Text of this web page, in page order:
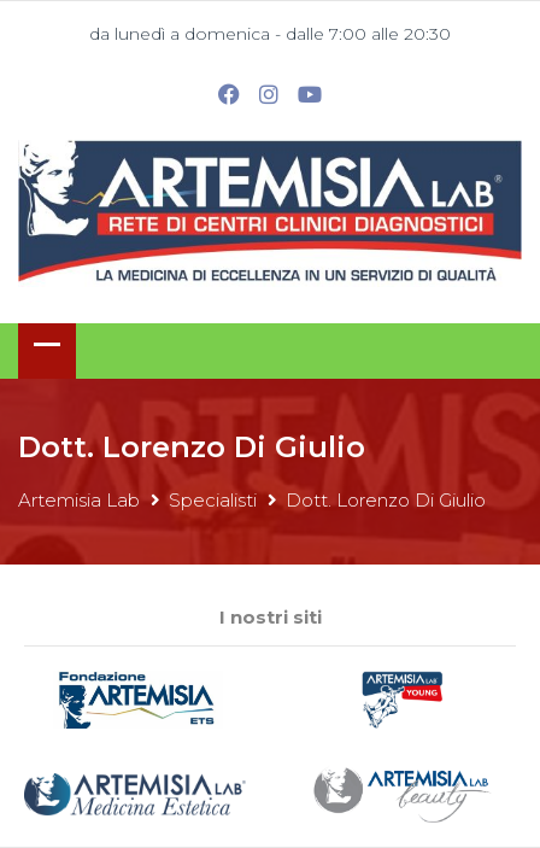
da lunedì a domenica - dalle 7:00 alle 20:30
Dott. Lorenzo Di Giulio
Artemisia Lab Specialisti Dott. Lorenzo Di Giulio
I nostri siti